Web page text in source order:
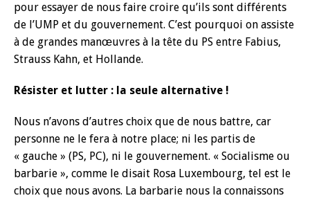
pour essayer de nous faire croire qu’ils sont différents
de l’UMP et du gouvernement. C’est pourquoi on assiste
à de grandes manœuvres à la tête du PS entre Fabius,
Strauss Kahn, et Hollande.
Résister et lutter : la seule alternative !
Nous n’avons d’autres choix que de nous battre, car
personne ne le fera à notre place; ni les partis de
« gauche » (PS, PC), ni le gouvernement. « Socialisme ou
barbarie », comme le disait Rosa Luxembourg, tel est le
choix que nous avons. La barbarie nous la connaissons